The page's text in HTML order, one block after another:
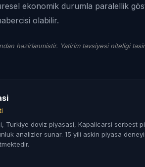
ekonomik durumla paralellik
olabilir.
hazirlanmistir. Yatirim tavsiyesi niteligi
Turkiye doviz piyasasi, Kapalicarsi serbest
analizler sunar. 15 yili askin piyasa